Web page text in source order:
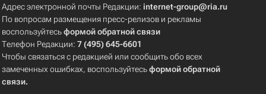
Адрес электронной почты Редакции:internet-group@ria.ru
По вопросам размещения пресс-релизов и рекламы
воспользуйтесьформой обратной связи
Телефон Редакции:7 (495) 645-6601
Чтобы связаться с редакцией или сообщить обо всех
замеченных ошибках, воспользуйтесьформой обратной
связи.